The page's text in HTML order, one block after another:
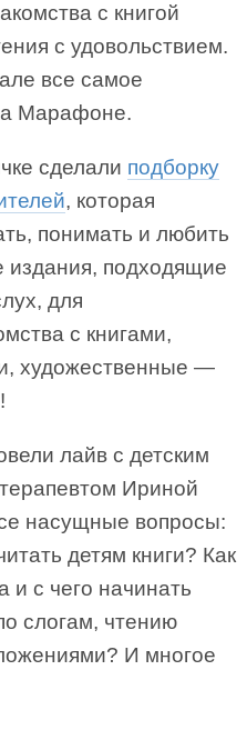
с книгой
с удовольствием.
все самое
Марафоне.
сделали подборку
, которая
понимать и любить
издания, подходящие
для
с книгами,
художественные —
лайв с детским
Ириной
насущные вопросы:
детям книги? Как
и с чего начинать
слогам, чтению
И многое